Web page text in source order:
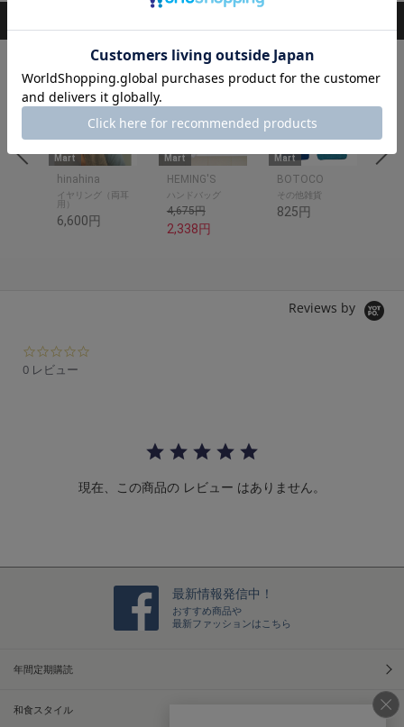
1
Mart
hinahina
イヤリング（両耳
用）
6,600円
Mart
HEMING'S
ハンドバッグ
4,675円
2,338円
3
Mart
BOTOCO
その他雑貨
825円
4
Reviews by
i
0 レビュー
現在、この商品の レビュー はありません。
最新情報発信中！
おすすめ商品や
最新ファッションはこちら
年間定期購読
和食スタイル